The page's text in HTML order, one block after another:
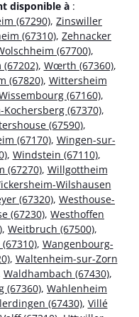
disponible à :
(67290), Zinswiller
(67310), Zehnacker
(67700),
, Wœrth (67360),
(67820), Wittersheim
(67160),
(67370),
(67590),
(67170), Wingen-sur-
, Windstein (67110),
(67270), Willgottheim
Wilshausen
(67320), Westhouse-
(67230), Westhoffen
, Weitbruch (67500),
, Wangenbourg-
, Waltenheim-sur-Zorn
Waldhambach (67430),
(67360), Wahlenheim
(67430), Villé